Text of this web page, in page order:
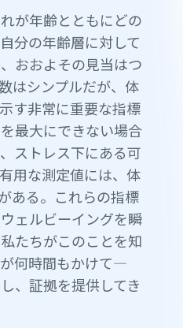
が年齢とともにどの
分の年齢層に対して
おおよその見当はつ
はシンプルだが、体
す非常に重要な指標
最大にできない場合
ストレス下にある可
用な測定値には、体
ある。これらの指標
ェルビーイングを瞬
たちがこのことを知
何時間もかけて—
、証拠を提供してき